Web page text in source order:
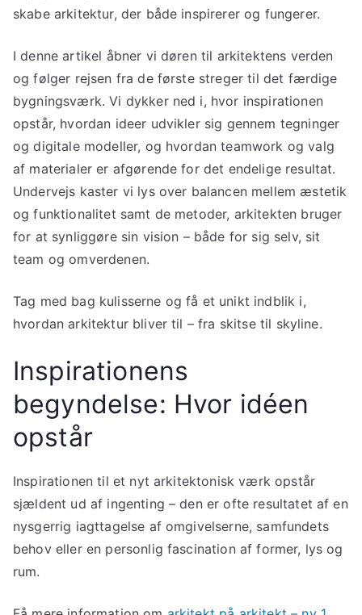
skabe arkitektur, der både inspirerer og fungerer.
I denne artikel åbner vi døren til arkitektens verden
og følger rejsen fra de første streger til det færdige
bygningsværk. Vi dykker ned i, hvor inspirationen
opstår, hvordan ideer udvikler sig gennem tegninger
og digitale modeller, og hvordan teamwork og valg
af materialer er afgørende for det endelige resultat.
Undervejs kaster vi lys over balancen mellem æstetik
og funktionalitet samt de metoder, arkitekten bruger
for at synliggøre sin vision – både for sig selv, sit
team og omverdenen.
Tag med bag kulisserne og få et unikt indblik i,
hvordan arkitektur bliver til – fra skitse til skyline.
Inspirationens
begyndelse: Hvor idéen
opstår
Inspirationen til et nyt arkitektonisk værk opstår
sjældent ud af ingenting – den er ofte resultatet af en
nysgerrig iagttagelse af omgivelserne, samfundets
behov eller en personlig fascination af former, lys og
rum.